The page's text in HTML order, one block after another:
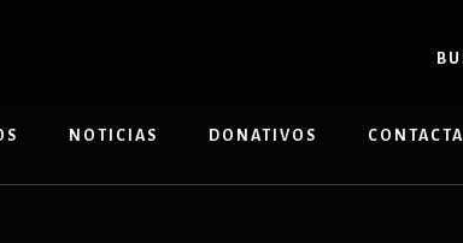
NOTICIAS DONATIVOS CONTACTA